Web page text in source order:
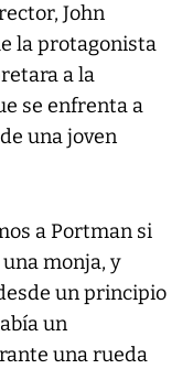
John
la protagonista
a la
se enfrenta a
una joven
a Portman si
monja, y
un principio
un
una rueda